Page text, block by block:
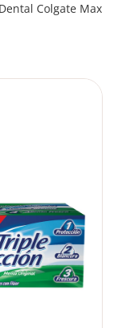
Colgate Max